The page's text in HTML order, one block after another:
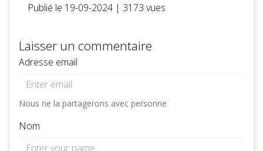
Publié le 19-09-2024 | 3173 vues
Laisser un commentaire
Adresse email
Nous ne la partagerons avec personne
Nom